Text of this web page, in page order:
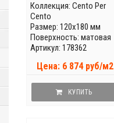
Коллекция: Cento Per
Cento
Размер: 120x180 мм
Поверхность: матовая
Артикул: 178362
Цена: 6 874 руб/м2
КУПИТЬ